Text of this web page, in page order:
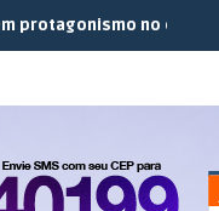
no campo em encontro